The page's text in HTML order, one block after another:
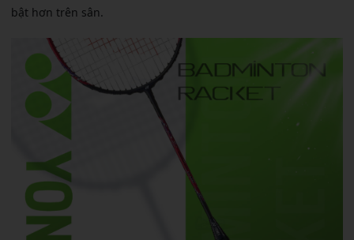
bật hơn trên sân.